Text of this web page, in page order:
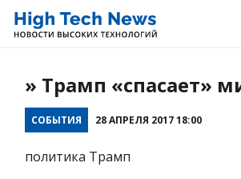
» Трамп «спасает»
СОБЫТИЯ 28 АПРЕЛЯ 2017 18:00
политика Трамп